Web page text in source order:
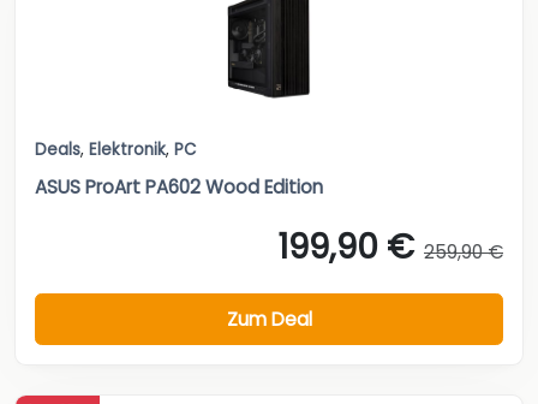
Deals, Elektronik, PC
ASUS ProArt PA602 Wood Edition
199,90 € 259,90 €
Zum Deal